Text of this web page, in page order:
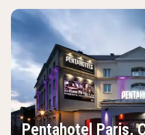
Pentahotel Paris,